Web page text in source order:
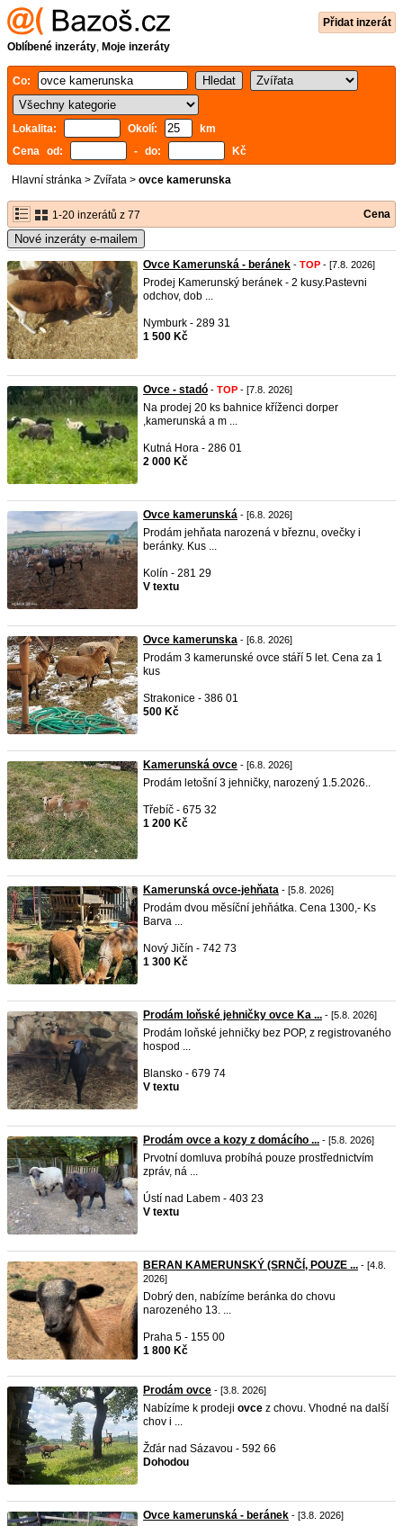
Přidat inzerát
Oblíbené inzeráty, Moje inzeráty
Co:
Lokalita: Okolí:
km
Cena od:
- do: Kč
Hlavní stránka > Zvířata > ovce kamerunska
1-20 inzerátů z 77 Cena
Nové inzeráty e-mailem
Ovce Kamerunská - beránek - TOP - [7.8. 2026]
Prodej Kamerunský beránek - 2 kusy.Pastevni
odchov, dob ...
Nymburk - 289 31
1 500 Kč
Ovce - stadó - TOP - [7.8. 2026]
Na prodej 20 ks bahnice kříženci dorper
,kamerunská a m ...
Kutná Hora - 286 01
2 000 Kč
Ovce kamerunská - [6.8. 2026]
Prodám jehňata narozená v březnu, ovečky i
beránky. Kus ...
Kolín - 281 29
V textu
Ovce kamerunska - [6.8. 2026]
Prodám 3 kamerunské ovce stáří 5 let. Cena za 1
kus
Strakonice - 386 01
500 Kč
Kamerunská ovce - [6.8. 2026]
Prodám letošní 3 jehničky, narozený 1.5.2026..
Třebíč - 675 32
1 200 Kč
Kamerunská ovce-jehňata - [5.8. 2026]
Prodám dvou měsíční jehňátka. Cena 1300,- Ks
Barva ...
Nový Jičín - 742 73
1 300 Kč
Prodám loňské jehničky ovce Ka ... - [5.8. 2026]
Prodám loňské jehničky bez POP, z registrovaného
hospod ...
Blansko - 679 74
V textu
Prodám ovce a kozy z domácího ... - [5.8. 2026]
Prvotní domluva probíhá pouze prostřednictvím
zpráv, ná ...
Ústí nad Labem - 403 23
V textu
BERAN KAMERUNSKÝ (SRNČÍ, POUZE ... - [4.8.
2026]
Dobrý den, nabízíme beránka do chovu
narozeného 13. ...
Praha 5 - 155 00
1 800 Kč
Prodám ovce - [3.8. 2026]
Nabízíme k prodeji ovce z chovu. Vhodné na další
chov i ...
Žďár nad Sázavou - 592 66
Dohodou
Ovce kamerunská - beránek - [3.8. 2026]